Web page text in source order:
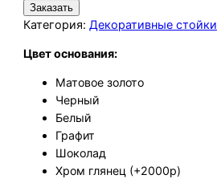
Заказать
Категория: Декоративные стойки
Цвет основания:
Матовое золото
Черный
Белый
Графит
Шоколад
Хром глянец (+2000р)